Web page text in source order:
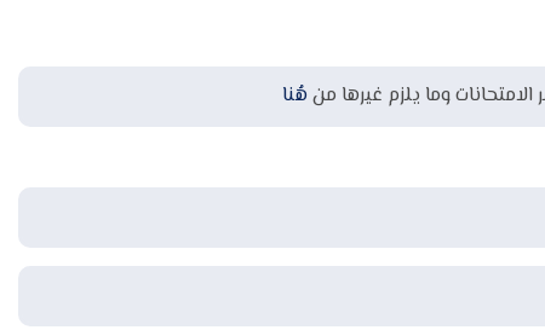
الامتحانات وما يلزم غيرها من هُنا